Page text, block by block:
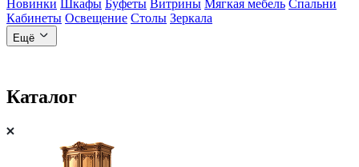
Новинки Шкафы Буфеты Витрины Мягкая мебель Спальни
Кабинеты Освещение Столы Зеркала
Ещё
Каталог